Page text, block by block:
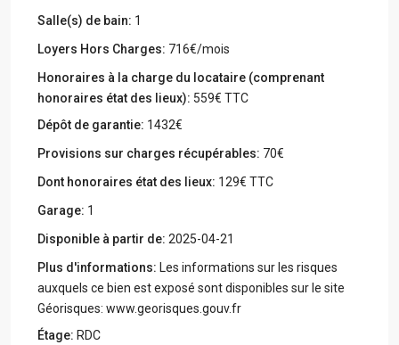
Salle(s) de bain: 1
Loyers Hors Charges: 716€/mois
Honoraires à la charge du locataire (comprenant
honoraires état des lieux): 559€ TTC
Dépôt de garantie: 1432€
Provisions sur charges récupérables: 70€
Dont honoraires état des lieux: 129€ TTC
Garage: 1
Disponible à partir de: 2025-04-21
Plus d'informations: Les informations sur les risques
auxquels ce bien est exposé sont disponibles sur le site
Géorisques: www.georisques.gouv.fr
Étage: RDC